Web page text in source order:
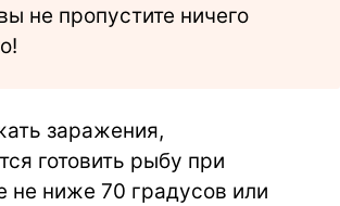
не пропустите ничего
заражения,
готовить рыбу при
не ниже 70 градусов или